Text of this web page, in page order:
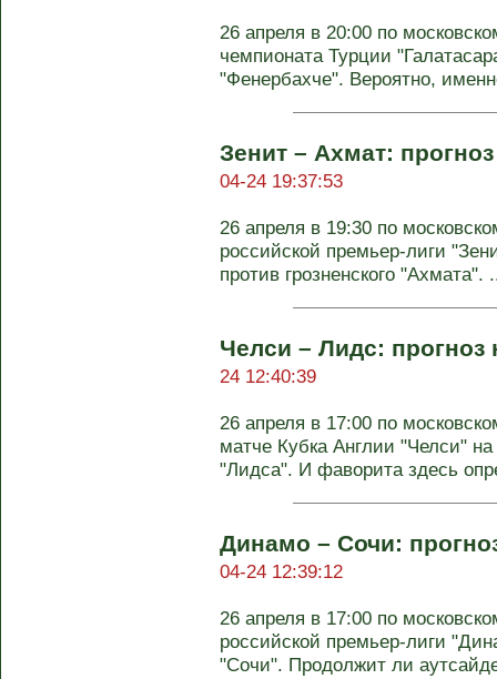
26 апреля в 20:00 по
чемпионата Турции
"Фенербахче". Вероятно,
Зенит – Ахмат:
04-24 19:37:53
26 апреля в 19:30 по
российской премьер-лиги
против грозненского "Ахмата".
Челси – Лидс: прогноз
24 12:40:39
26 апреля в 17:00 по
матче Кубка Англии "Челси"
"Лидса". И фаворита здесь
Динамо – Сочи:
04-24 12:39:12
26 апреля в 17:00 по
российской премьер-лиги
"Сочи". Продолжит ли